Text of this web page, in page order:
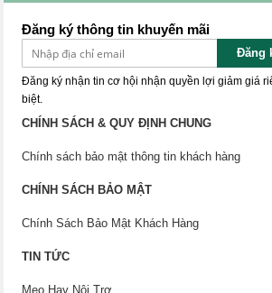
Đăng ký thông tin khuyến mãi
Đăng
Đăng ký nhận tin cơ hội nhận quyền lợi giảm giá
biệt.
CHÍNH SÁCH & QUY ĐỊNH CHUNG
Chính sách bảo mật thông tin khách hàng
CHÍNH SÁCH BẢO MẬT
Chính Sách Bảo Mật Khách Hàng
TIN TỨC
Mẹo Hay Nội Trợ